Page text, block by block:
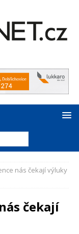
nás čekají výluky
čekají